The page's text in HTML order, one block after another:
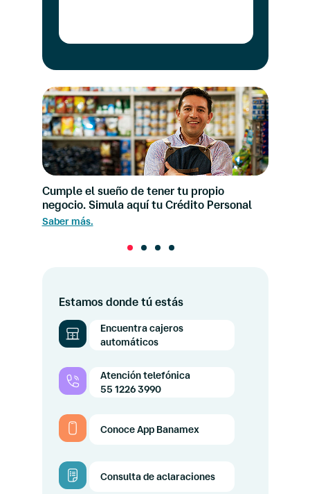
Cumple el sueño de tener tu propio
negocio. Simula aquí tu Crédito Personal
Saber más.
Estamos donde tú estás
Encuentra cajeros
automáticos
Atención telefónica
55 1226 3990
Conoce App Banamex
Consulta de aclaraciones